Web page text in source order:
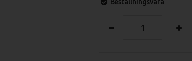
Beställningsvara